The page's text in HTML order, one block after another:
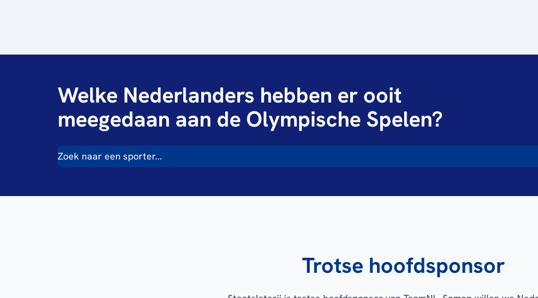
Welke Nederlanders hebben er ooit
meegedaan aan de Olympische Spelen?
Trotse hoofdsponsor